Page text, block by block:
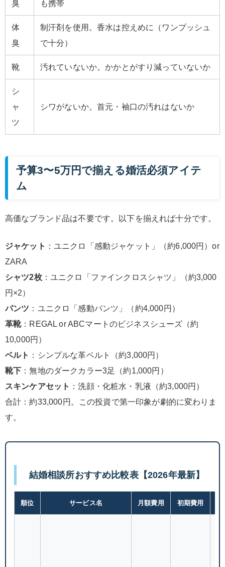
臭 も携帯
体
臭
制汗剤を使用。香水は控えめに（ワンプッシュ
で十分）
靴 汚れていないか。かかとがすり減っていないか
シ
ャ
ツ
シワがないか。首元・袖口の汚れはないか
予算3〜5万円で揃える婚活必須アイテ
ム
高価なブランド品は不要です。以下を揃えれば十分です。
ジャケット ：ユニクロ「感動ジャケット」（約6,000円）or
ZARA
シャツ2枚：ユニクロ「ファインクロスシャツ」（約3,000
円×2）
パンツ ：ユニクロ「感動パンツ」（約4,000円）
革靴：REGAL or ABCマートのビジネスシューズ（約
10,000円）
ベルト ：シンプルな革ベルト（約3,000円）
靴下 ：無地のダークカラー3足（約1,000円）
スキンケアセット ：洗顔・化粧水・乳液（約3,000円）
合計：約33,000円。この投資で第一印象が劇的に変わりま
す。
結婚相談所おすすめ比較表【2026年最新】
順位 サービス名 月額費用 初期費用